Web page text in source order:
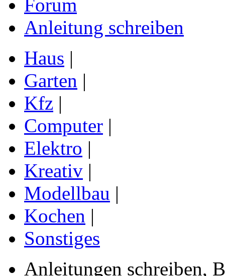
Forum
Anleitung schreiben
Haus |
Garten |
Kfz |
Computer |
Elektro |
Kreativ |
Modellbau |
Kochen |
Sonstiges
Anleitungen schreiben,